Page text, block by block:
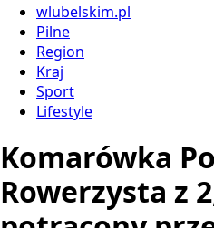
wlubelskim.pl
Pilne
Region
Kraj
Sport
Lifestyle
Komarówka
Rowerzysta z